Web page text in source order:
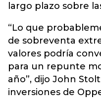
largo plazo sobre
“Lo que
de sobreventa
valores podría
para un repunte
año”, dijo John
inversiones de